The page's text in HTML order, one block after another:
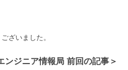
ざいました。
ジニア情報局 前回の記事＞